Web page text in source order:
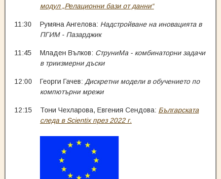
модул „Релационни бази от данни“
11:30 Румяна Ангелова: Надстройване на иновацията в
ПГИМ - Пазарджик
11:45 Младен Вълков: СтруниМа - комбинаторни задачи
в триизмерни дъски
12:00 Георги Гачев: Дискретни модели в обучението по
компютърни мрежи
12:15 Тони Чехларова, Евгения Сендова: Българската
следа в Scientix през 2022 г.